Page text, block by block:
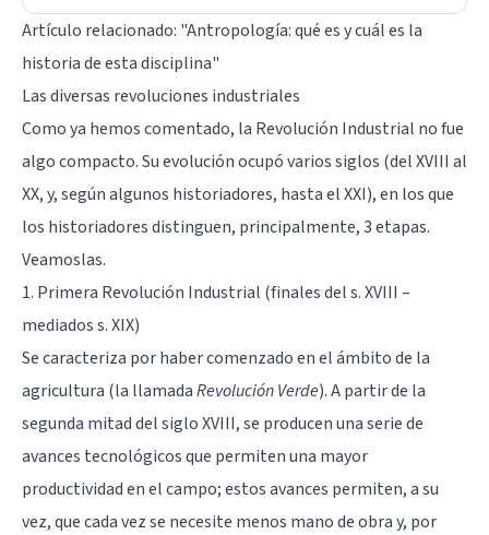
Artículo relacionado: "Antropología: qué es y cuál es la
historia de esta disciplina"
Las diversas revoluciones industriales
Como ya hemos comentado, la Revolución Industrial no fue
algo compacto. Su evolución ocupó varios siglos (del XVIII al
XX, y, según algunos historiadores, hasta el XXI), en los que
los historiadores distinguen, principalmente, 3 etapas.
Veamoslas.
1. Primera Revolución Industrial (finales del s. XVIII –
mediados s. XIX)
Se caracteriza por haber comenzado en el ámbito de la
agricultura (la llamadaRevolución Verde). A partir de la
segunda mitad del siglo XVIII, se producen una serie de
avances tecnológicos que permiten una mayor
productividad en el campo; estos avances permiten, a su
vez, que cada vez se necesite menos mano de obra y, por